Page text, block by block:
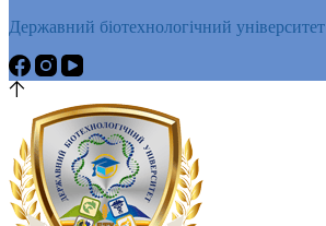
Державний біотехнологічний університет